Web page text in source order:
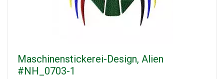
Maschinenstickerei-Design, Alien
#NH_0703-1